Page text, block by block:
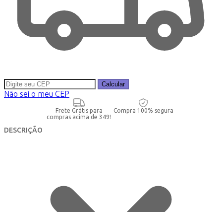
Calcular
Não sei o meu CEP
Frete Grátis para
compras acima de 349!
Compra 100% segura
DESCRIÇÃO